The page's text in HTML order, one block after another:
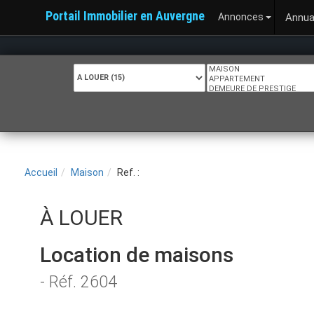
Portail Immobilier en Auvergne Annonces
Accueil Maison Ref. :
À LOUER
Location de maisons
- Réf. 2604